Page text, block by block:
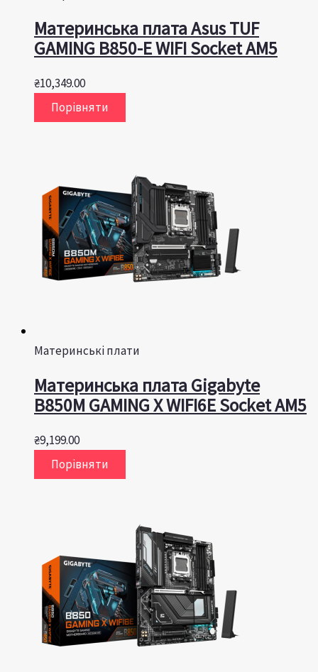
Материнська плата Asus TUF
GAMING B850-E WIFI Socket AM5
₴10,349.00
Порівняти
Материнські плати
Материнська плата Gigabyte
B850M GAMING X WIFI6E Socket AM5
₴9,199.00
Порівняти